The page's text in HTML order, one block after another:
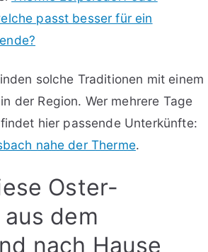
passt besser für ein
solche Traditionen mit einem
der Region. Wer mehrere Tage
hier passende Unterkünfte:
nahe der Therme.
Oster-
dem
nach Hause